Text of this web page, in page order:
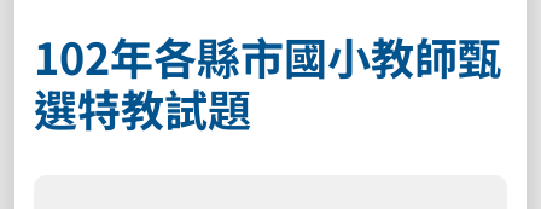
102年各縣市國小教師甄
選特教試題